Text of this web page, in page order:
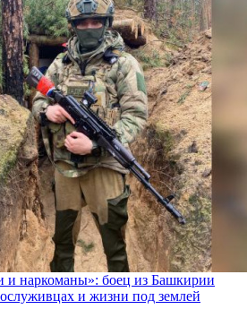
и наркоманы»: боец из Башкирии
и жизни под землей